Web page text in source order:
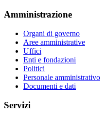
Amministrazione
Organi di governo
Aree amministrative
Uffici
Enti e fondazioni
Politici
Personale amministrativo
Documenti e dati
Servizi